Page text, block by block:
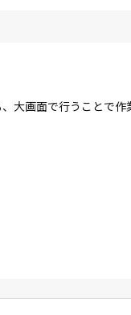
大画面で行うことで